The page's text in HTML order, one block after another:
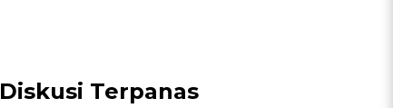
Diskusi Terpanas